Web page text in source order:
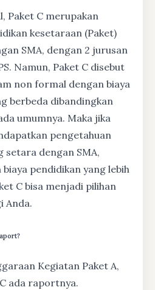
Paket C merupakan
kesetaraan (Paket)
SMA, dengan 2 jurusan
Namun, Paket C disebut
non formal dengan biaya
berbeda dibandingkan
umumnya. Maka jika
pengetahuan
setara dengan SMA,
pendidikan yang lebih
C bisa menjadi pilihan
Anda.
Kegiatan Paket A,
ada raportnya.